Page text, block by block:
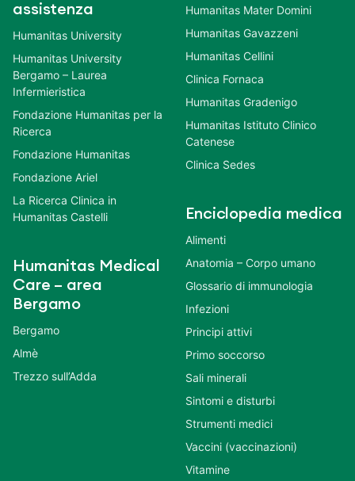
assistenza
Humanitas University
Humanitas University
Bergamo – Laurea
Infermieristica
Fondazione Humanitas per la
Ricerca
Fondazione Humanitas
Fondazione Ariel
La Ricerca Clinica in
Humanitas Castelli
Humanitas Medical
Care – area
Bergamo
Bergamo
Almè
Trezzo sull’Adda
Humanitas Mater Domini
Humanitas Gavazzeni
Humanitas Cellini
Clinica Fornaca
Humanitas Gradenigo
Humanitas Istituto Clinico
Catenese
Clinica Sedes
Enciclopedia medica
Alimenti
Anatomia – Corpo umano
Glossario di immunologia
Infezioni
Principi attivi
Primo soccorso
Sali minerali
Sintomi e disturbi
Strumenti medici
Vaccini (vaccinazioni)
Vitamine